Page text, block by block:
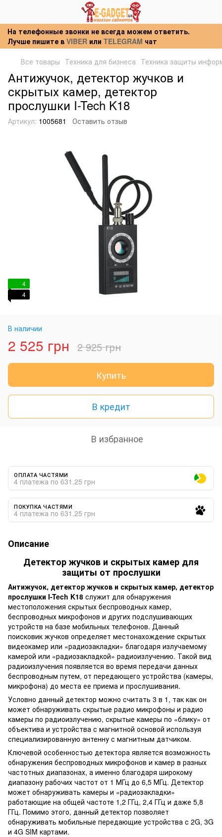
На телефонные звонки не всегда можем ответить.
Лучше пишите в VIBER или TELEGRAM чат
Все товары Техника для бизнеса Техника защиты
Антижучок, детектор жучков и
скрытых камер, детектор
прослушки I-Tech K18
Артикул: 1005681 Оставить отзыв
4
4
В наличии
2 525 грн 2 925 грн
Купить
В кредит
В избранное
ОПЛАТА ЧАСТЯМИ
4 платежа по 631.25 грн
ПОКУПКА ЧАСТЯМИ
4 платежа по 631.25 грн
Описание
Детектор жучков и скрытых камер для
защиты от прослушки
Антижучок, детектор жучков и скрытых камер, детектор
прослушки I-Tech K18 служит для обнаружения
местоположения скрытых беспроводных камер,
беспроводных микрофонов и других подслушивающих
устройств на базе мобильных телефонов. Данный
поисковик жучков определяет местонахождение скрытых
видеокамер или «радиозакладки» благодаря излучаемому
камерой или «радиозакладкой» радиоизлучению. Такой вид
радиоизлучения появляется во время передачи данных
беспроводным путем, от передающего устройства (камеры,
микрофона) до места ее приема и прослушивания.
Условно данный детектор можно считать 3 в 1, так как он
может обнаруживать скрытые радио микрофоны и радио
камеры по радиоизлучению, скрытые камеры по «блику» от
объектива и устройства с магнитной основой используя
специализированную антенну с магнитным датчиком.
Ключевой особенностью детектора является возможность
обнаружения беспроводных микрофонов и камер в разных
частотных диапазонах, а именно благодаря широкому
диапазону рабочих частот от 1 МГц до 6,5 МГц. Детектор
может обнаруживать камеры и «радиозакладки»
работающие на общей частоте 1,2 ГГц, 2,4 ГГц и даже 5,8
ГГц. Помимо этого, данный детектор позволяет
обнаруживать мобильные передающие устройства с 2G, 3G
и 4G SIM картами.